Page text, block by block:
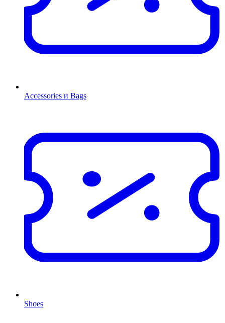
Accessories и Bags
Shoes